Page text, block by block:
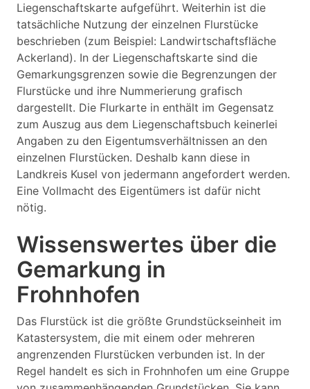
Liegenschaftskarte aufgeführt. Weiterhin ist die
tatsächliche Nutzung der einzelnen Flurstücke
beschrieben (zum Beispiel: Landwirtschaftsfläche
Ackerland). In der Liegenschaftskarte sind die
Gemarkungsgrenzen sowie die Begrenzungen der
Flurstücke und ihre Nummerierung grafisch
dargestellt. Die Flurkarte in enthält im Gegensatz
zum Auszug aus dem Liegenschaftsbuch keinerlei
Angaben zu den Eigentumsverhältnissen an den
einzelnen Flurstücken. Deshalb kann diese in
Landkreis Kusel von jedermann angefordert werden.
Eine Vollmacht des Eigentümers ist dafür nicht
nötig.
Wissenswertes über die
Gemarkung in
Frohnhofen
Das Flurstück ist die größte Grundstückseinheit im
Katastersystem, die mit einem oder mehreren
angrenzenden Flurstücken verbunden ist. In der
Regel handelt es sich in Frohnhofen um eine Gruppe